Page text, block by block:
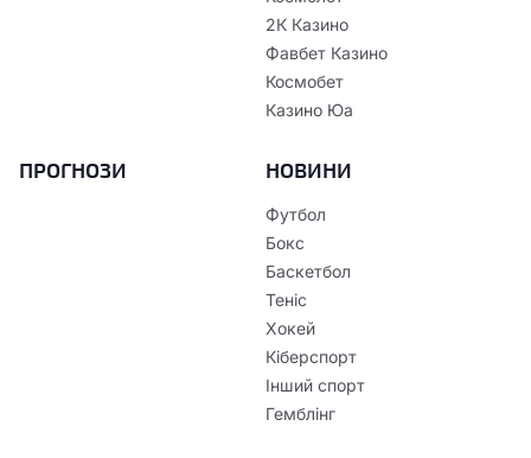
2К Казино
Фавбет Казино
Космобет
Казино Юа
ПРОГНОЗИ НОВИНИ
Футбол
Бокс
Баскетбол
Теніс
Хокей
Кіберспорт
Інший спорт
Гемблінг